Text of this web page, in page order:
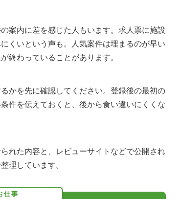
案内に差を感じた人もいます。求人票に施設
くいという声も。人気案件は埋まるのが早い
終わっていることがあります。
かを先に確認してください。登録後の最初の
件を伝えておくと、後から食い違いにくくな
れた内容と、レビューサイトなどで公開され
理しています。
仕事